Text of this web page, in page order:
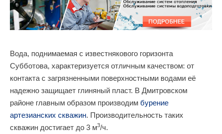
Вода, поднимаемая с известнякового горизонта
Субботова, характеризуется отличным качеством: от
контакта с загрязненными поверхностными водами её
надежно защищает глиняный пласт. В Дмитровском
районе главным образом производим бурение
артезианских скважин. Производительность таких
скважин достигает до 3 м3/ч.